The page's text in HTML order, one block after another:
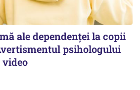
ale dependenței la copii
psihologului